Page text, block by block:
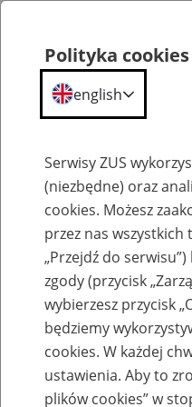
Komunikaty
Polityka cookies
english
Serwisy ZUS
(niezbędne) oraz
cookies. Możesz
przez nas
„Przejdź do
zgody (przycisk
wybierzesz przycisk
będziemy
cookies. W każdej
ustawienia. Aby to
plików cookies” w